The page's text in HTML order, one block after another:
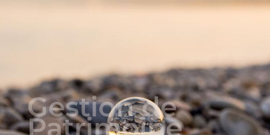
Gestion de
Patrimoine